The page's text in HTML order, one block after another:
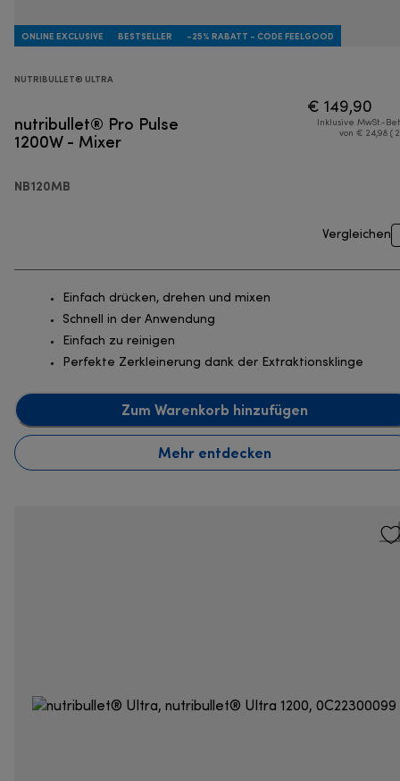
ONLINE EXCLUSIVE BESTSELLER -25% RABATT - CODE FEELGOOD
NUTRIBULLET® ULTRA
nutribullet® Pro Pulse
1200W - Mixer
NB120MB
€ 149,90
Inklusive MwSt.-
von € 24,98 (
Vergleichen
Einfach drücken, drehen und mixen
Schnell in der Anwendung
Einfach zu reinigen
Perfekte Zerkleinerung dank der Extraktionsklinge
Zum Warenkorb hinzufügen
Mehr entdecken